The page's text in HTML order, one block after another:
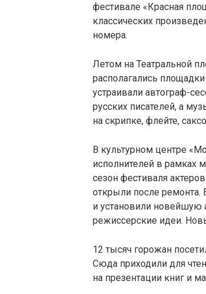
фестивале «Красная
классических
номера.
Летом на Театральной
располагались
устраивали автограф-
русских писателей, а
на скрипке, флейте,
В культурном центре
исполнителей в рамках
сезон фестиваля
открыли после ремонта.
и установили новейшую
режиссерские идеи.
12 тысяч горожан
Сюда приходили для
на презентации книг и